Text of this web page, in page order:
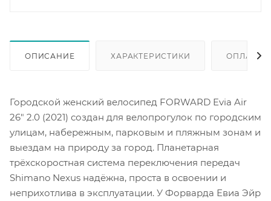
ОПИСАНИЕ ХАРАКТЕРИСТИКИ ОПЛАТА
Городской женский велосипед FORWARD Evia Air
26" 2.0 (2021) создан для велопрогулок по городским
улицам, набережным, парковым и пляжным зонам и
выездам на природу за город. Планетарная
трёхскоростная система переключения передач
Shimano Nexus надёжна, проста в освоении и
неприхотлива в эксплуатации. У Форварда Евиа Эйр